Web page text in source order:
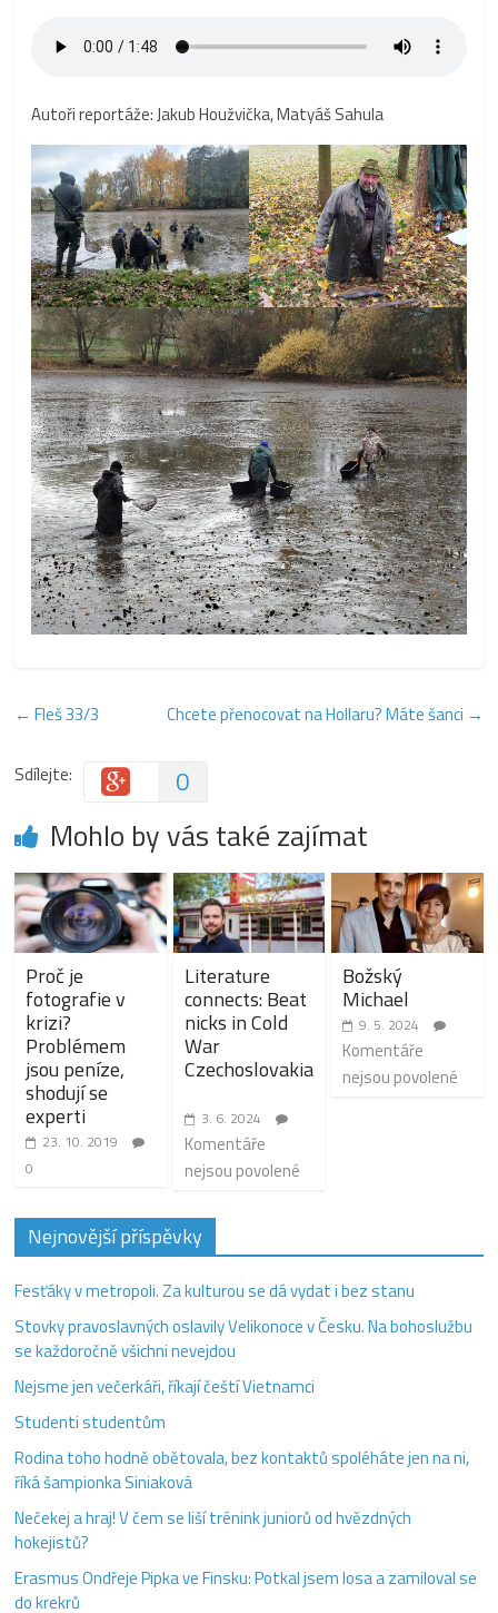
Autoři reportáže: Jakub Houžvička, Matyáš Sahula
← Fleš 33/3 Chcete přenocovat na Hollaru? Máte šanci →
Sdílejte: 0
Mohlo by vás také zajímat
Proč je
fotografie v
krizi?
Problémem
jsou peníze,
shodují se
experti
23. 10. 2019
0
Literature
connects: Beat
nicks in Cold
War
Czechoslovakia
3. 6. 2024
Komentáře
nejsou povolené
Božský
Michael
9. 5. 2024
Komentáře
nejsou povolené
Nejnovější příspěvky
Fesťáky v metropoli. Za kulturou se dá vydat i bez stanu
Stovky pravoslavných oslavily Velikonoce v Česku. Na bohoslužbu
se každoročně všichni nevejdou
Nejsme jen večerkáři, říkají čeští Vietnamci
Studenti studentům
Rodina toho hodně obětovala, bez kontaktů spoléháte jen na ni,
říká šampionka Siniaková
Nečekej a hraj! V čem se liší trénink juniorů od hvězdných
hokejistů?
Erasmus Ondřeje Pipka ve Finsku: Potkal jsem losa a zamiloval se
do krekrů